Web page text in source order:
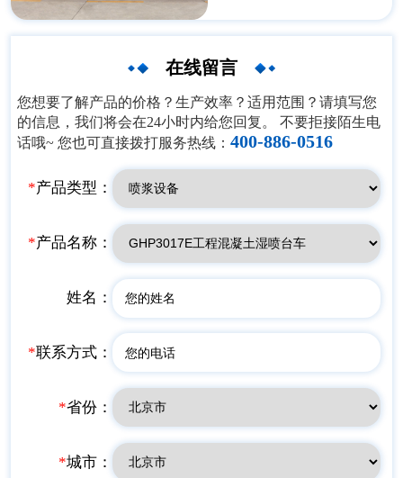
里程后,实际建设里程73.006公
坝、瓦泽、新都桥(枢纽)4处互
通式立交。主线采用双向四车
道高速公路标准建设,设计速
白衣镇，全长48.43公里，共
11374米/26座，占路线长度的
23.47%；隧道全长22260米/11
座，占路线长度的45.96%，桥
互通，服务区1处（灵山服务
区）。镇广高速平昌境内投资
在线留言
您想要了解产品的价格？生产效率？适用范围？请填写您
的信息，我们将会在24小时内给您回复。 不要拒接陌生电
话哦~ 您也可直接拨打服务热线：400-886-0516
*产品类型：
*产品名称：
姓名：
*联系方式：
*省份：
*城市：